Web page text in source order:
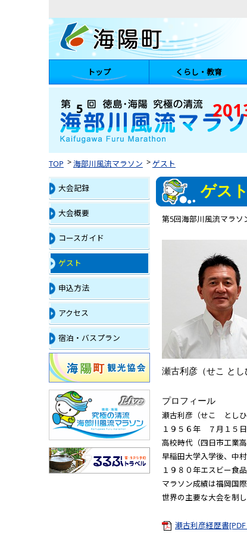
トップ くらし・教育
海部川風流マラソン
5
TOP 海部川風流マラソン ゲスト
ゲスト
第5回海部川風流マラソ
瀬古利彦（せこ とし
プロフィール
瀬古利彦（せこ としひ
１９５６年 ７月１５日
高校時代（四日市工業
早稲田大学入学後、中
１９８０年エスビー食品
マラソン成績は福岡国
世界の主要な大会を制
瀬古利彦経歴書
大会記録
大会概要
コースガイド
ゲスト
申込方法
アクセス
宿泊・バスプラン